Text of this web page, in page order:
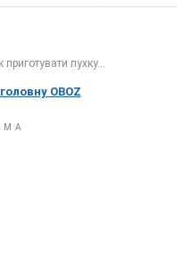
приготувати пухку...
OBOZ